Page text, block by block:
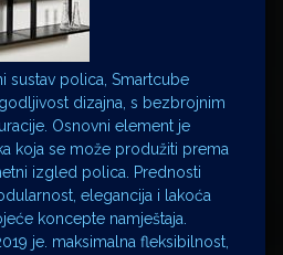
sustav polica, Smartcube
dizajna, s bezbrojnim
Osnovni element je
koja se može produžiti prema
izgled polica. Prednosti
elegancija i lakoća
koncepte namještaja.
je. maksimalna fleksibilnost,